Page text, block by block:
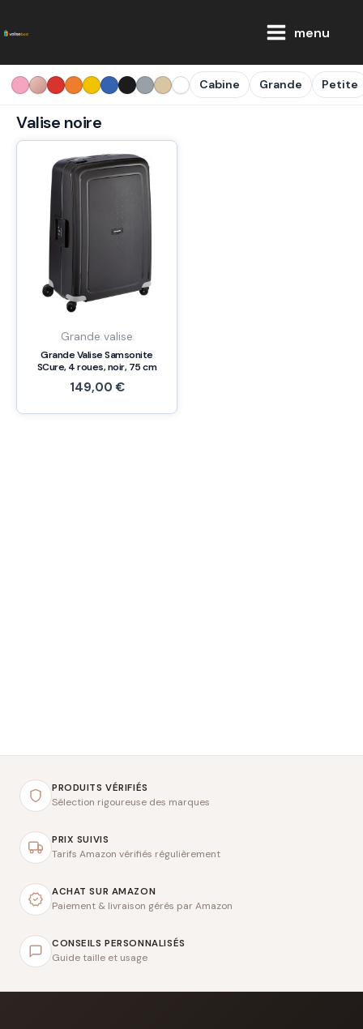
au
menu
Cabine Grande Petite
Valise noire
Grande valise
Grande Valise Samsonite
SCure, 4 roues, noir, 75 cm
149,00€
PRODUITS VÉRIFIÉS
Sélection rigoureuse des marques
PRIX SUIVIS
Tarifs Amazon vérifiés régulièrement
ACHAT SUR AMAZON
Paiement & livraison gérés par Amazon
CONSEILS PERSONNALISÉS
Guide taille et usage